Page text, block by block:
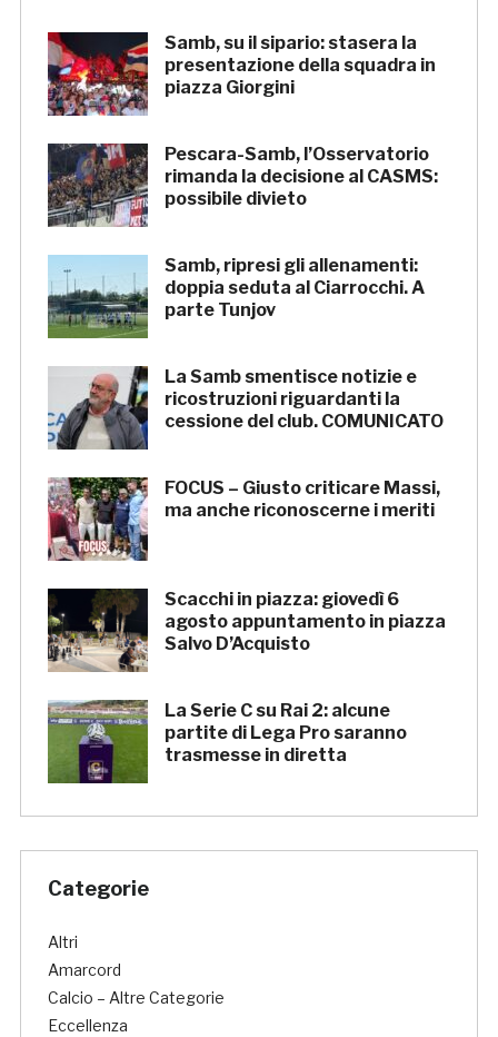
Samb, su il sipario: stasera la
presentazione della squadra in
piazza Giorgini
Pescara-Samb, l’Osservatorio
rimanda la decisione al CASMS:
possibile divieto
Samb, ripresi gli allenamenti:
doppia seduta al Ciarrocchi. A
parte Tunjov
La Samb smentisce notizie e
ricostruzioni riguardanti la
cessione del club. COMUNICATO
FOCUS – Giusto criticare Massi,
ma anche riconoscerne i meriti
Scacchi in piazza: giovedì 6
agosto appuntamento in piazza
Salvo D’Acquisto
La Serie C su Rai 2: alcune
partite di Lega Pro saranno
trasmesse in diretta
Categorie
Altri
Amarcord
Calcio – Altre Categorie
Eccellenza